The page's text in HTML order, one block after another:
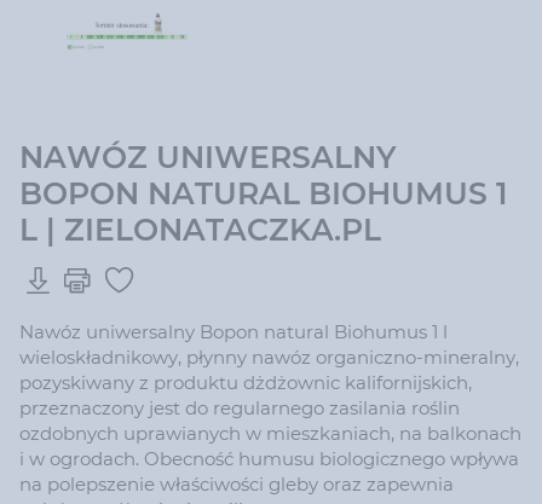
NAWÓZ UNIWERSALNY
BOPON NATURAL BIOHUMUS 1
L | ZIELONATACZKA.PL
Nawóz uniwersalny Bopon natural Biohumus 1 l
wieloskładnikowy, płynny nawóz organiczno-mineralny,
pozyskiwany z produktu dżdżownic kalifornijskich,
przeznaczony jest do regularnego zasilania roślin
ozdobnych uprawianych w mieszkaniach, na balkonach
i w ogrodach. Obecność humusu biologicznego wpływa
na polepszenie właściwości gleby oraz zapewnia